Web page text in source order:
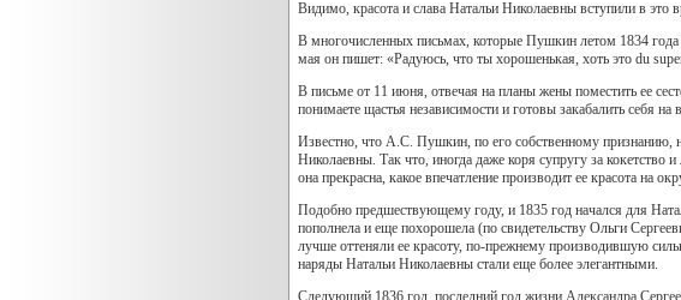
Видимо, красота и слава Натальи Николаевны вступили в это
В многочисленных письмах, которые Пушкин летом 1834
мая он пишет: «Радуюсь, что ты хорошенькая, хоть это du
В письме от 11 июня, отвечая на планы жены поместить ее
понимаете щастья независимости и готовы закабалить себя
Известно, что А.С. Пушкин, по его собственному признанию,
Николаевны. Так что, иногда даже коря супругу за
она прекрасна, какое впечатление производит ее красота на
Подобно предшествующему году, и 1835 год начался для
пополнела и еще похорошела (по свидетельству Ольги
лучше оттеняли ее красоту, по-прежнему производившую
наряды Натальи Николаевны стали еще более элегантными.
Следующий 1836 год, последний год жизни Александра